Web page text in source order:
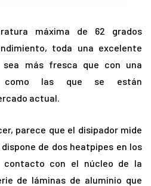
máxima de 62 grados
toda una excelente
sea más fresca que con una
como las que se están
actual.
parece que el disipador mide
de dos heatpipes en los
contacto con el núcleo de la
de láminas de aluminio que